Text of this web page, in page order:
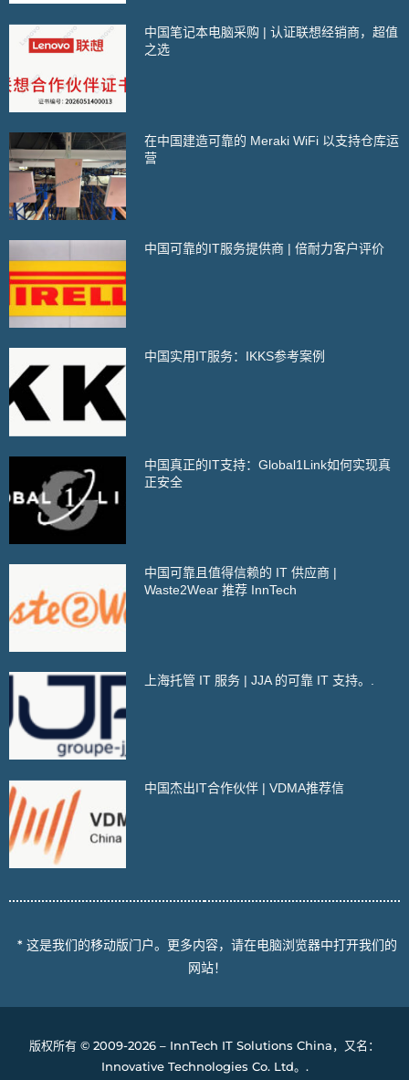
中国笔记本电脑采购 | 认证联想经销商，超值
之选
在中国建造可靠的 Meraki WiFi 以支持仓库运
营
中国可靠的IT服务提供商 | 倍耐力客户评价
中国实用IT服务：IKKS参考案例
中国真正的IT支持：Global1Link如何实现真
正安全
中国可靠且值得信赖的 IT 供应商 |
Waste2Wear 推荐 InnTech
上海托管 IT 服务 | JJA 的可靠 IT 支持。.
中国杰出IT合作伙伴 | VDMA推荐信
* 这是我们的移动版门户。更多内容，请在电脑浏览器中打开我们的
网站！
版权所有 © 2009-2026 – InnTech IT Solutions China，又名：
Innovative Technologies Co. Ltd。.